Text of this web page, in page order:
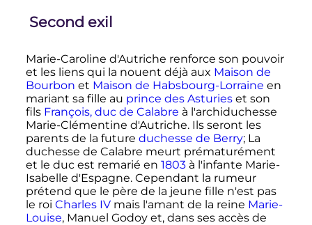
Second exil
Marie-Caroline d'Autriche renforce son pouvoir
et les liens qui la nouent déjà aux Maison de
Bourbon et Maison de Habsbourg-Lorraine en
mariant sa fille au prince des Asturieset son
fils François, duc de Calabre à l'archiduchesse
Marie-Clémentine d'Autriche. Ils seront les
parents de la future duchesse de Berry; La
duchesse de Calabre meurt prématurément
et le duc est remarié en 1803à l'infante Marie-
Isabelle d'Espagne. Cependant la rumeur
prétend que le père de la jeune fille n'est pas
le roi Charles IVmais l'amant de la reine Marie-
Louise, Manuel Godoy et, dans ses accès de